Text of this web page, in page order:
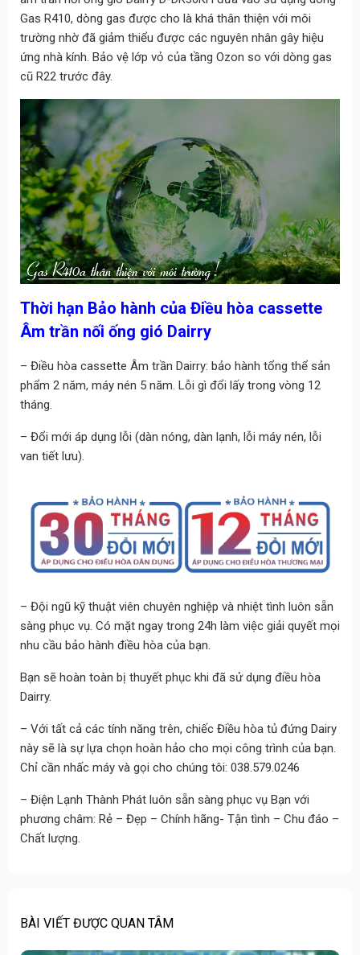
Gas R410, dòng gas được cho là khá thân thiện với môi
trường nhờ đã giảm thiểu được các nguyên nhân gây hiệu
ứng nhà kính. Bảo vệ lớp vỏ của tầng Ozon so với dòng gas
cũ R22 trước đây.
Thời hạn Bảo hành của Điều hòa cassette
Âm trần nối ống gió Dairry
– Điều hòa cassette Âm trần Dairry: bảo hành tổng thể sản
phẩm 2 năm, máy nén 5 năm. Lỗi gì đổi lấytrong vòng 12
tháng.
– Đổi mới áp dụng lỗi (dàn nóng, dàn lạnh, lỗi máy nén, lỗi
van tiết lưu).
– Đội ngũ kỹ thuật viên chuyên nghiệp và nhiệt tình luôn sẵn
sàng phục vụ. Có mặt ngay trong 24h làm việc giải quyết mọi
nhu cầu bảo hành điều hòa của bạn.
Bạn sẽ hoàn toàn bị thuyết phục khi đã sử dụng điều hòa
Dairry.
– Với tất cả các tính năng trên, chiếc Điều hòa tủ đứng Dairy
này sẽ là sự lựa chọn hoàn hảo cho mọi công trình của bạn.
Chỉ cần nhấc máy và gọi cho chúng tôi: 038.579.0246
– Điện Lạnh Thành Phát luôn sẵn sàng phục vụ Bạn với
phương châm: Rẻ – Đẹp – Chính hãng- Tận tình – Chu đáo –
Chất lượng.
BÀI VIẾT ĐƯỢC QUAN TÂM